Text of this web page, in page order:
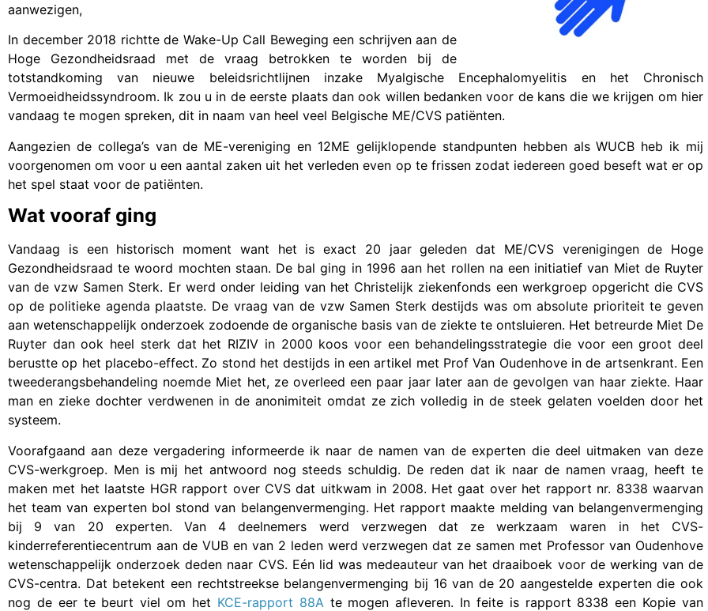
aanwezigen,
In december 2018 richtte de Wake-Up Call Beweging een schrijven aan de
Hoge Gezondheidsraad met de vraag betrokken te worden bij de
totstandkoming van nieuwe beleidsrichtlijnen inzake Myalgische Encephalomyelitis en het Chronisch
Vermoeidheidssyndroom. Ik zou u in de eerste plaats dan ook willen bedanken voor de kans die we krijgen om hier
vandaag te mogen spreken, dit in naam van heel veel Belgische ME/CVS patiënten.
Aangezien de collega’s van de ME-vereniging en 12ME gelijklopende standpunten hebben als WUCB heb ik mij
voorgenomen om voor u een aantal zaken uit het verleden even op te frissen zodat iedereen goed beseft wat er op
het spel staat voor de patiënten.
Wat vooraf ging
Vandaag is een historisch moment want het is exact 20 jaar geleden dat ME/CVS verenigingen de Hoge
Gezondheidsraad te woord mochten staan. De bal ging in 1996 aan het rollen na een initiatief van Miet de Ruyter
van de vzw Samen Sterk. Er werd onder leiding van het Christelijk ziekenfonds een werkgroep opgericht die CVS
op de politieke agenda plaatste. De vraag van de vzw Samen Sterk destijds was om absolute prioriteit te geven
aan wetenschappelijk onderzoek zodoende de organische basis van de ziekte te ontsluieren. Het betreurde Miet De
Ruyter dan ook heel sterk dat het RIZIV in 2000 koos voor een behandelingsstrategie die voor een groot deel
berustte op het placebo-effect. Zo stond het destijds in een artikel met Prof Van Oudenhove in de artsenkrant. Een
tweederangsbehandeling noemde Miet het, ze overleed een paar jaar later aan de gevolgen van haar ziekte. Haar
man en zieke dochter verdwenen in de anonimiteit omdat ze zich volledig in de steek gelaten voelden door het
systeem.
Voorafgaand aan deze vergadering informeerde ik naar de namen van de experten die deel uitmaken van deze
CVS-werkgroep. Men is mij het antwoord nog steeds schuldig. De reden dat ik naar de namen vraag, heeft te
maken met het laatste HGR rapport over CVS dat uitkwam in 2008. Het gaat over het rapport nr. 8338waarvan
het team van experten bol stond van belangenvermenging. Het rapport maakte melding van belangenvermenging
bij 9 van 20 experten. Van 4 deelnemers werd verzwegen dat ze werkzaam waren in het CVS-
kinderreferentiecentrum aan de VUB en van 2 leden werd verzwegen dat ze samen met Professor van Oudenhove
wetenschappelijk onderzoek deden naar CVS. Eén lid was medeauteur van het draaiboek voor de werking van de
CVS-centra. Dat betekent een rechtstreekse belangenvermenging bij 16 van de 20 aangestelde experten die ook
nog de eer te beurt viel om het KCE-rapport 88A te mogen afleveren. In feite is rapport 8338 een Kopie van